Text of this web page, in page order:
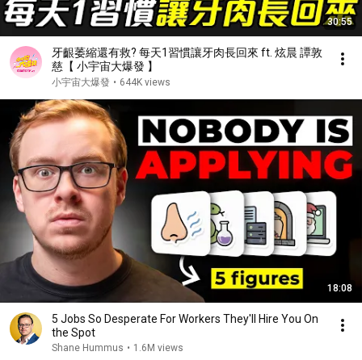
30:55
牙齦萎縮還有救? 每天1習慣讓牙肉長回來 ft. 炫晨 譚敦
慈【 小宇宙大爆發 】
小宇宙大爆發 • 644K views
18:08
5 Jobs So Desperate For Workers They'll Hire You On
the Spot
Shane Hummus • 1.6M views